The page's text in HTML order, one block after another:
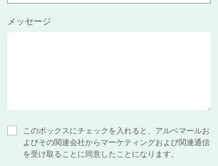
メッセージ
このボックスにチェックを入れると、アルベマールお
よびその関連会社からマーケティングおよび関連通信
を受け取ることに同意したことになります。